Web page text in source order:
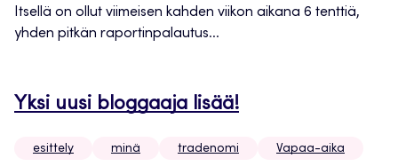
Itsellä on ollut viimeisen kahden viikon aikana 6 tenttiä,
yhden pitkän raportinpalautus...
Yksi uusi bloggaaja lisää!
esittely minä tradenomi Vapaa-aika